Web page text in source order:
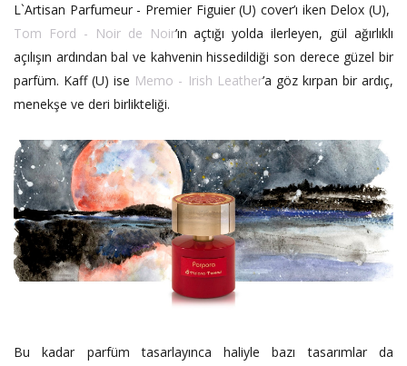
L`Artisan Parfumeur - Premier Figuier (U) cover’ı iken Delox (U),
Tom Ford - Noir de Noir’ın açtığı yolda ilerleyen, gül ağırlıklı
açılışın ardından bal ve kahvenin hissedildiği son derece güzel bir
parfüm. Kaff (U) ise Memo - Irish Leather’a göz kırpan bir ardıç,
menekşe ve deri birlikteliği.
Bu kadar parfüm tasarlayınca haliyle bazı tasarımlar da